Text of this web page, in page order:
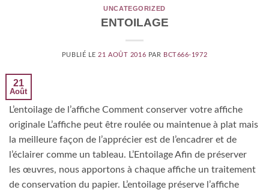
UNCATEGORIZED
ENTOILAGE
PUBLIÉ LE 21 AOÛT 2016 PAR BCT666-1972
21
Août
L’entoilage de l’affiche Comment conserver votre affiche
originale L’affiche peut être roulée ou maintenue à plat mais
la meilleure façon de l’apprécier est de l’encadrer et de
l’éclairer comme un tableau. L’Entoilage Afin de préserver
les œuvres, nous apportons à chaque affiche un traitement
de conservation du papier. L’entoilage préserve l’affiche